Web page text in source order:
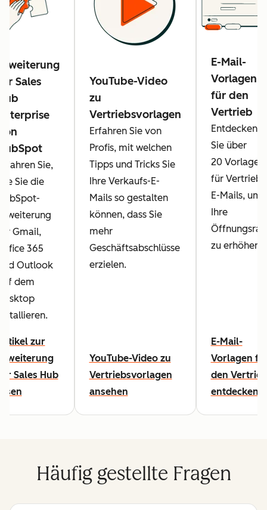
Sales
Sie,
Sie die
Gmail,
365
Outlook
dem
zur
Sales Hub
YouTube-Video
zu
Vertriebsvorlagen
Erfahren Sie von
Profis, mit welchen
Tipps und Tricks Sie
Ihre Verkaufs-E-
Mails so gestalten
können, dass Sie
mehr
Geschäftsabschlüsse
erzielen.
YouTube-Video zu
Vertriebsvorlagen
ansehen
E-Mail-
Vorlagen
für den
Vertrieb
Entdecken
Sie über
20 Vorlagen
für
E-Mails, um
Ihre
zu erhöhen.
E-Mail-
Vorlagen
den Vertrieb
entdecken
Häufig gestellte Fragen